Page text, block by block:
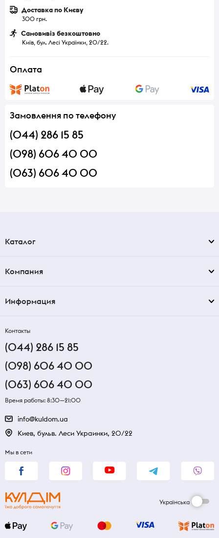
Доставка по Києву
300 грн.
Самовивіз безкоштовно
Київ, бул. Лесі Українки, 20/22.
Оплата
Замовлення по телефону
(044) 286 15 85
(098) 606 40 00
(063) 606 40 00
Каталог
Компания
Информация
Контакты
(044) 286 15 85
(098) 606 40 00
(063) 606 40 00
Время работы: 8:30—21:00
info@kuldom.ua
Киев, бульв. Леси Украинки, 20/22
Мы в сети
Українська